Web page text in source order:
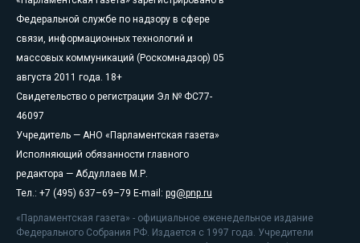
Федеральной службе по надзору в сфере
связи, информационных технологий и
массовых коммуникаций (Роскомнадзор) 05
августа 2011 года. 18+
Свидетельство о регистрации Эл № ФС77-
46097
Учредитель — АНО «Парламентская газета»
Исполняющий обязанности главного
редактора — Абдуллаев М.Р.
Тел.: +7 (495) 637–69–79 E-mail: pg@pnp.ru
«Парламентская газета» - официальное еженедельное издание
Федерального Собрания РФ. Издается с 1997 года. Учредители